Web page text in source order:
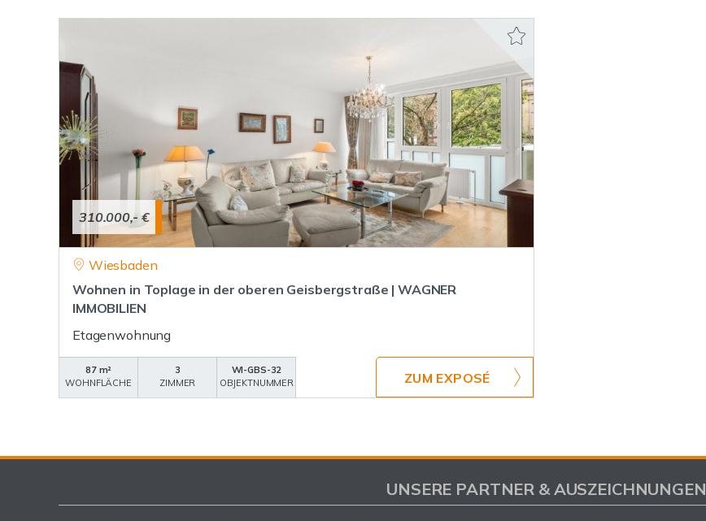
310.000,- €
Wiesbaden
Wohnen in Toplage in der oberen Geisbergstraße | WAGNER
IMMOBILIEN
Etagenwohnung
87 m²
WOHNFLÄCHE
3
ZIMMER
WI-GBS-32
OBJEKTNUMMER
ZUM EXPOSÉ
UNSERE PARTNER & AUSZEICHNUNGEN